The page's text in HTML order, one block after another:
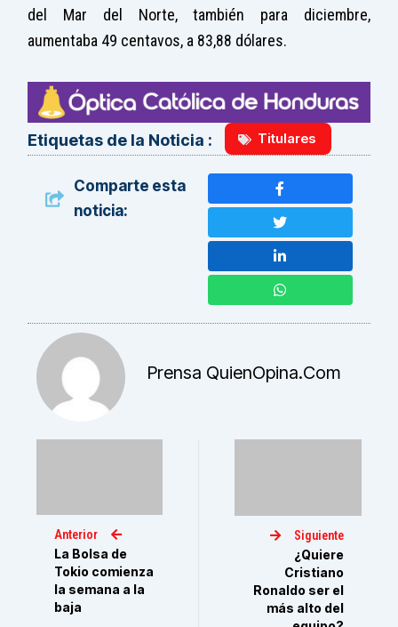
del Mar del Norte, también para diciembre,
aumentaba 49 centavos, a 83,88 dólares.
Etiquetas de la Noticia : Titulares
Comparte esta
noticia:
Prensa QuienOpina.com
Anterior
La Bolsa de
Tokio comienza
la semana a la
baja
Siguiente
¿Quiere
Cristiano
Ronaldo ser el
más alto del